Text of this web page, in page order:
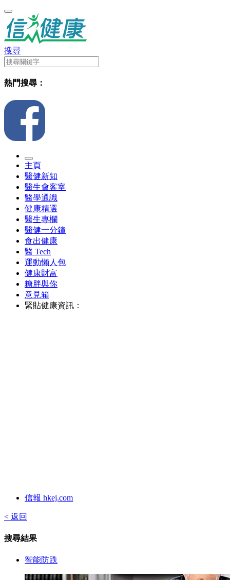
搜尋
熱門搜尋：
主頁
醫健新知
醫生會客室
醫學通識
健康精選
醫生專欄
醫健一分鐘
食出健康
醫 Tech
運動懶人包
健康財富
糖胖與你
意見箱
緊貼健康資訊：
信報 hkej.com
< 返回
搜尋結果
智能防跌